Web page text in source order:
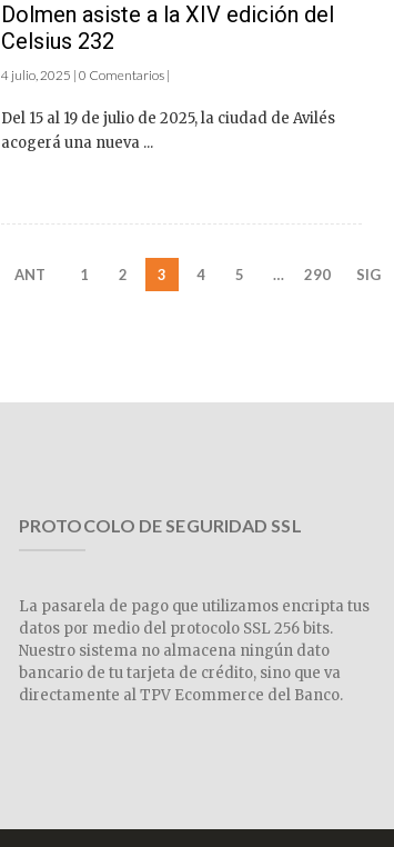
Dolmen asiste a la XIV edición del
Celsius 232
4 julio, 2025 | 0 Comentarios |
Del 15 al 19 de julio de 2025, la ciudad de Avilés
acogerá una nueva ...
ANT 1 2 3 4 5 … 290 SIG
PROTOCOLO DE SEGURIDAD SSL
La pasarela de pago que utilizamos encripta tus
datos por medio del protocolo SSL 256 bits.
Nuestro sistema no almacena ningún dato
bancario de tu tarjeta de crédito, sino que va
directamente al TPV Ecommerce del Banco.